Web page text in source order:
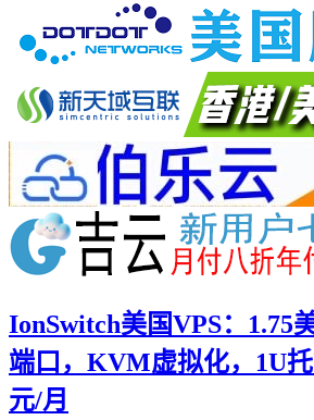
IonSwitch美国VPS：1.75
端口，KVM虚拟化，1U
元/月